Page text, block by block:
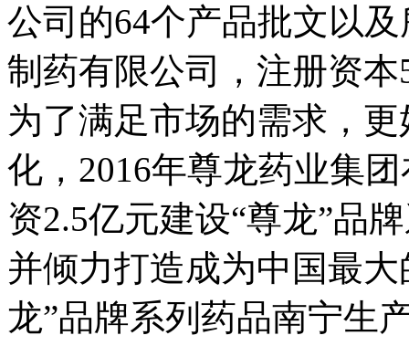
公司的64个产品批文以
制药有限公司，注册资本
为了满足市场的需求，
化，2016年尊龙药业集
资2.5亿元建设“尊龙”品
并倾力打造成为中国最
龙”品牌系列药品南宁生